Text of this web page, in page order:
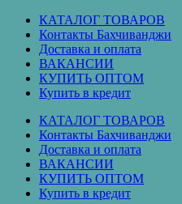
Перейти
содержимому
КАТАЛОГ ТОВАРОВ
Контакты Бахчиванджи
Доставка и оплата
ВАКАНСИИ
КУПИТЬ ОПТОМ
Купить в кредит
КАТАЛОГ ТОВАРОВ
Контакты Бахчиванджи
Доставка и оплата
ВАКАНСИИ
КУПИТЬ ОПТОМ
Купить в кредит